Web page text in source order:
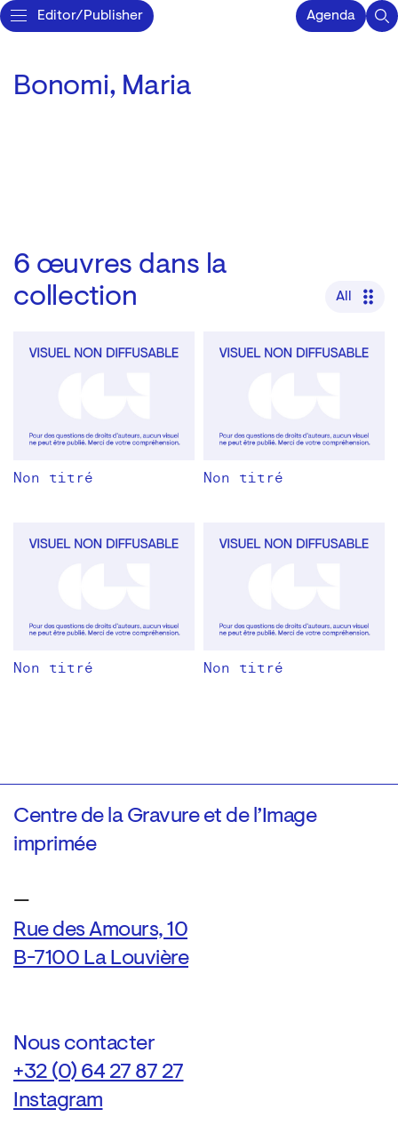
Editor/Publisher Agenda
Bonomi, Maria
6 œuvres dans la
collection
All
Non titré Non titré
Non titré Non titré
Centre de la Gravure et de l’Image
imprimée
—
Rue des Amours, 10
B-7100 La Louvière
Nous contacter
+32 (0) 64 27 87 27
Instagram